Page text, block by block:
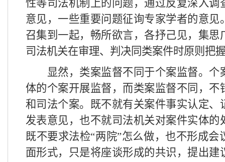
性等司法机制上的问题，通过反复深入调
意见，一些重要问题征询专家学者的意见
召集到一起，畅所欲言，各抒己见，集思
司法机关在审理、判决同类案件时原则把
显然，类案监督不同于个案监督。个
体的个案开展监督，而类案监督不同，不
和司法个案。既不就有关案件事实认定、
发表意见，也不就司法机关对案件实体的
既不要求法检“两院”怎么做，也不形成会
面形式，只是将座谈形成的共识，提出建